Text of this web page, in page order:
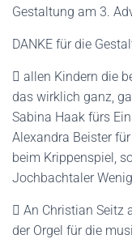
Gestaltung am 3.
DANKE für die
 allen Kindern die
das wirklich ganz,
Sabina Haak fürs
Alexandra Beister
beim Krippenspiel,
Jochbachtaler
 An Christian Seitz
der Orgel für die